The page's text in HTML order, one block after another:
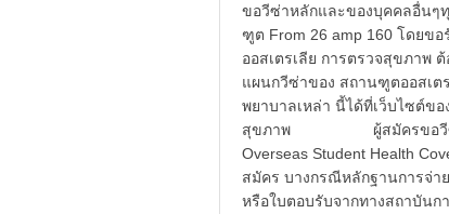
ขอวีซ่าหลักและของบุคคลอื่นๆ
ฑูต From 26 amp 160 โดยข
ออสเตรเลีย การตรวจสุขภาพ
แผนกวีซ่าของ สถานฑูตออสเต
พยาบาลเหล่า นี้ได้ที่เว็บไซต์ขอ
สุขภาพ ผู้สมัครขอวีซ่าจะต้
Overseas Student Health
สมัคร บางกรณีหลักฐานการจ่า
หรือใบตอบรับจากทางสถาบั